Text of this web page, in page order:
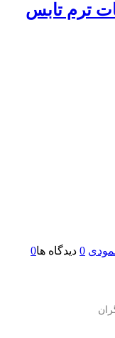
ترم تابس
0 دیدگاه ها0